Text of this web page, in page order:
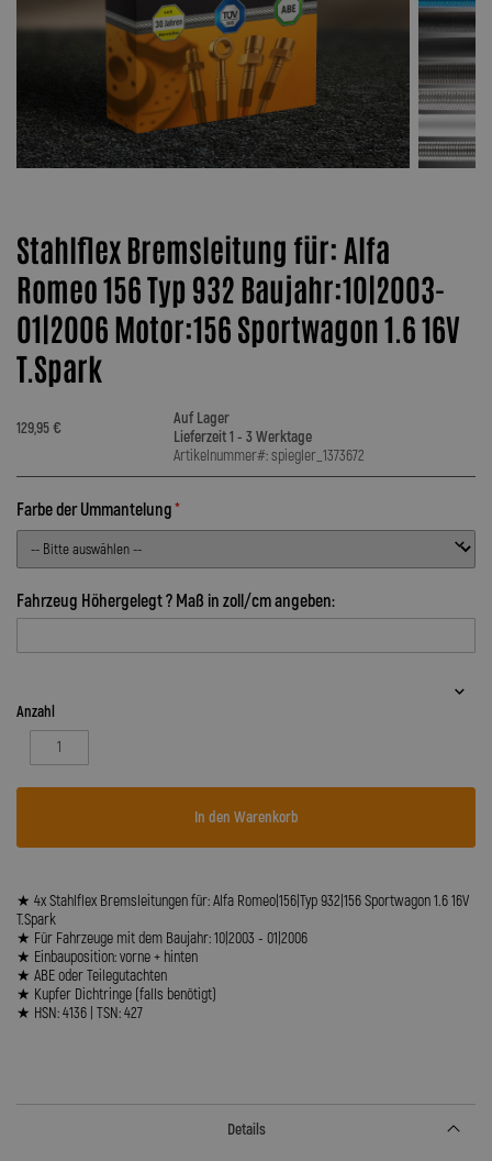
Stahlflex Bremsleitung für: Alfa
Romeo 156 Typ 932 Baujahr:10|2003-
01|2006 Motor:156 Sportwagon 1.6 16V
T.Spark
129,95 €
Auf Lager
Lieferzeit 1 - 3 Werktage
Artikelnummer#: spiegler_1373672
Farbe der Ummantelung
Fahrzeug Höhergelegt ? Maß in zoll/cm angeben:
Anzahl
In den Warenkorb
★ 4x Stahlflex Bremsleitungen für: Alfa Romeo|156|Typ 932|156 Sportwagon 1.6 16V
T.Spark
★ Für Fahrzeuge mit dem Baujahr: 10|2003 - 01|2006
★ Einbauposition: vorne + hinten
★ ABE oder Teilegutachten
★ Kupfer Dichtringe (falls benötigt)
★ HSN: 4136 | TSN: 427
Details